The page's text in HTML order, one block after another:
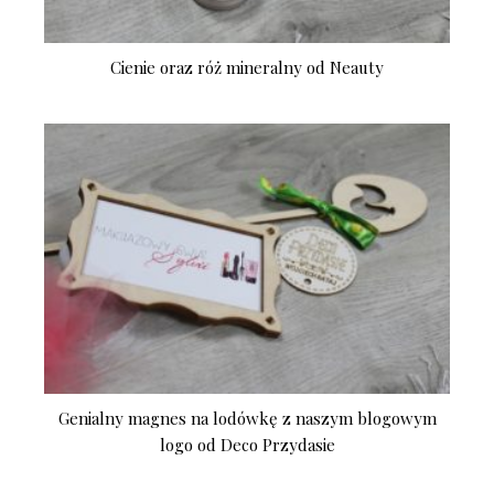
Cienie oraz róż mineralny od Neauty
Genialny magnes na lodówkę z naszym blogowym
logo od Deco Przydasie